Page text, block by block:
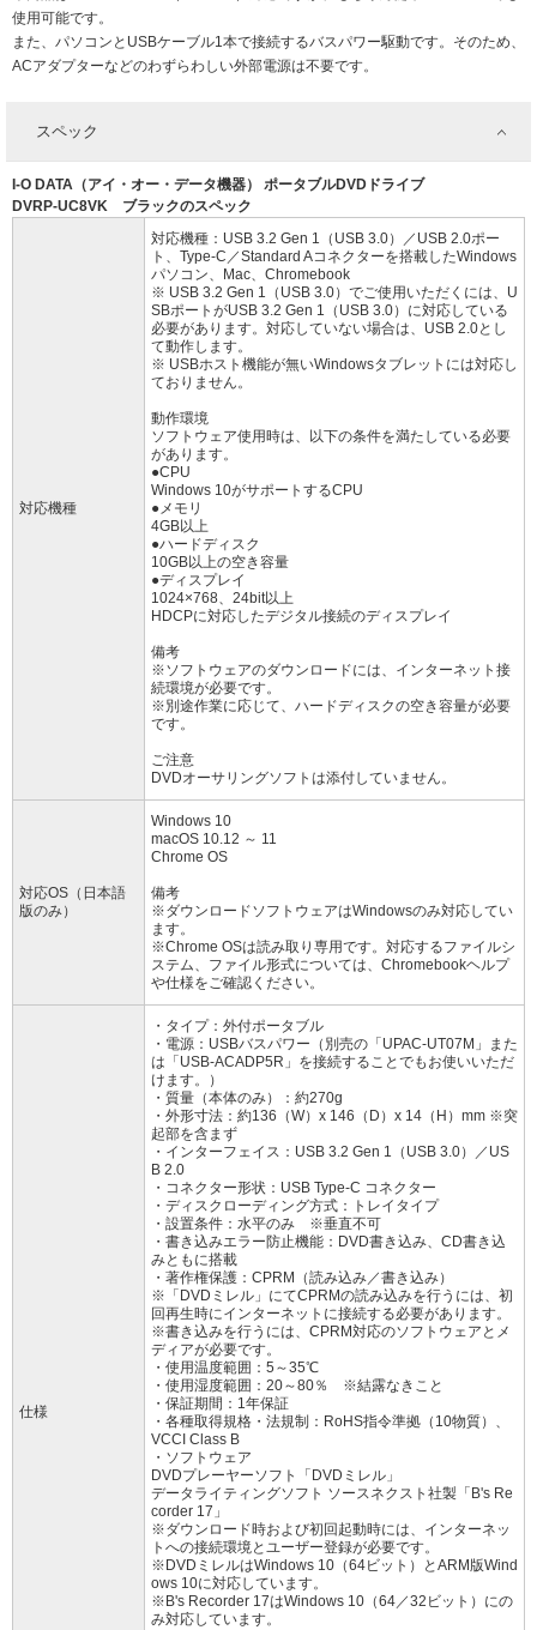
使用可能です。
また、パソコンとUSBケーブル1本で接続するバスパワー駆動です。そのため、
ACアダプターなどのわずらわしい外部電源は不要です。
スペック
I-O DATA（アイ・オー・データ機器） ポータブルDVDドライブ
DVRP-UC8VK ブラックのスペック
対応機種
対応機種：USB 3.2 Gen 1（USB 3.0）／USB 2.0ポー
ト、Type-C／Standard Aコネクターを搭載したWindows
パソコン、Mac、Chromebook
※ USB 3.2 Gen 1（USB 3.0）でご使用いただくには、U
SBポートがUSB 3.2 Gen 1（USB 3.0）に対応している
必要があります。対応していない場合は、USB 2.0とし
て動作します。
※ USBホスト機能が無いWindowsタブレットには対応し
ておりません。
動作環境
ソフトウェア使用時は、以下の条件を満たしている必要
があります。
●CPU
Windows 10がサポートするCPU
●メモリ
4GB以上
●ハードディスク
10GB以上の空き容量
●ディスプレイ
1024×768、24bit以上
HDCPに対応したデジタル接続のディスプレイ
備考
※ソフトウェアのダウンロードには、インターネット接
続環境が必要です。
※別途作業に応じて、ハードディスクの空き容量が必要
です。
ご注意
DVDオーサリングソフトは添付していません。
対応OS（日本語
版のみ）
Windows 10
macOS 10.12 ～ 11
Chrome OS
備考
※ダウンロードソフトウェアはWindowsのみ対応してい
ます。
※Chrome OSは読み取り専用です。対応するファイルシ
ステム、ファイル形式については、Chromebookヘルプ
や仕様をご確認ください。
仕様
・タイプ：外付ポータブル
・電源：USBバスパワー（別売の「UPAC-UT07M」また
は「USB-ACADP5R」を接続することでもお使いいただ
けます。）
・質量（本体のみ）：約270g
・外形寸法：約136（W）x 146（D）x 14（H）mm ※突
起部を含まず
・インターフェイス：USB 3.2 Gen 1（USB 3.0）／US
B 2.0
・コネクター形状：USB Type-C コネクター
・ディスクローディング方式：トレイタイプ
・設置条件：水平のみ ※垂直不可
・書き込みエラー防止機能：DVD書き込み、CD書き込
みともに搭載
・著作権保護：CPRM（読み込み／書き込み）
※「DVDミレル」にてCPRMの読み込みを行うには、初
回再生時にインターネットに接続する必要があります。
※書き込みを行うには、CPRM対応のソフトウェアとメ
ディアが必要です。
・使用温度範囲：5～35℃
・使用湿度範囲：20～80％ ※結露なきこと
・保証期間：1年保証
・各種取得規格・法規制：RoHS指令準拠（10物質）、
VCCI Class B
・ソフトウェア
DVDプレーヤーソフト「DVDミレル」
データライティングソフト ソースネクスト社製「B's Re
corder 17」
※ダウンロード時および初回起動時には、インターネッ
トへの接続環境とユーザー登録が必要です。
※DVDミレルはWindows 10（64ビット）とARM版Wind
ows 10に対応しています。
※B's Recorder 17はWindows 10（64／32ビット）にの
み対応しています。